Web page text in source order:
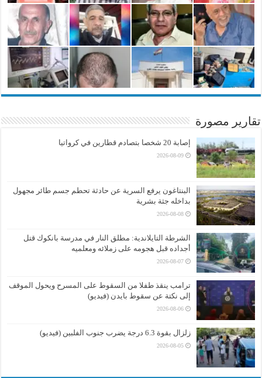
تقارير مصورة
إصابة 20 شخصا بتصادم قطارين في كرواتيا
2026-08-09
البنتاغون يرفع السرية عن حادثة تحطم جسم طائر مجهول
بداخله جثة بشرية
2026-08-08
الشرطة التايلاندية: مطلق النار في مدرسة بانكوك قتل
أجداده قبل هجومه على زملائه ومعلميه
2026-08-07
ترامب ينقذ طفلا من السقوط على المسرح ويحول الموقف
إلى نكتة عن سقوط بايدن (فيديو)
2026-08-06
زلزال بقوة 6.3 درجة يضرب جنوب الفلبين (فيديو)
2026-08-05